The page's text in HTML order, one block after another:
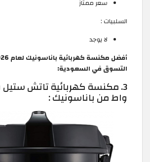
سعر ممتاز
السلبيات :
لا يوجد
التسوق في السعودية:
واط من باناسونيك :